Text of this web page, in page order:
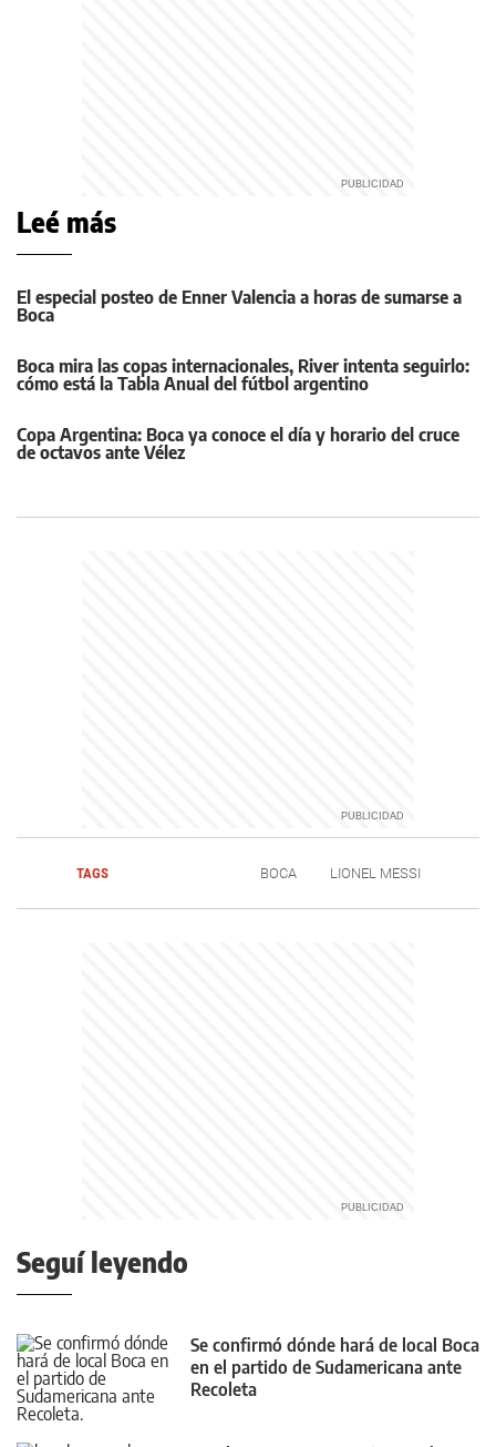
Leé más
El especial posteo de Enner Valencia a horas de sumarse a
Boca
Boca mira las copas internacionales, River intenta seguirlo:
cómo está la Tabla Anual del fútbol argentino
Copa Argentina: Boca ya conoce el día y horario del cruce
de octavos ante Vélez
TAGS BOCA LIONEL MESSI
Seguí leyendo
Se confirmó dónde hará de local Boca
en el partido de Sudamericana ante
Recoleta